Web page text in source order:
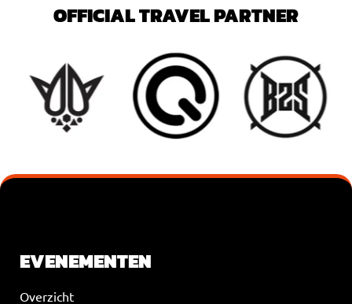
OFFICIAL TRAVEL PARTNER
EVENEMENTEN
Overzicht